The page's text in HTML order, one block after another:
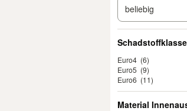
Schadstoffklasse
Euro4 (6)
Euro5 (9)
Euro6 (11)
Material